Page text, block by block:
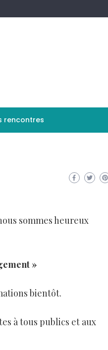
rencontres
sommes heureux
»
bientôt.
à tous publics et aux